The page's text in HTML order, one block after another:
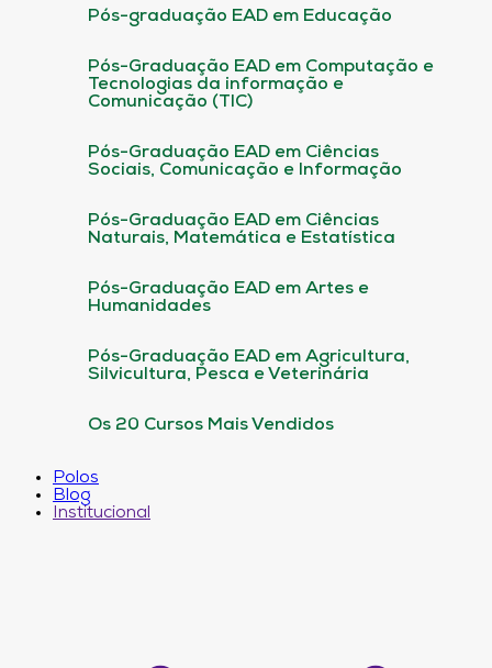
Pós-graduação EAD em Educação
Pós-Graduação EAD em Computação e
Tecnologias da informação e
Comunicação (TIC)
Pós-Graduação EAD em Ciências
Sociais, Comunicação e Informação
Pós-Graduação EAD em Ciências
Naturais, Matemática e Estatística
Pós-Graduação EAD em Artes e
Humanidades
Pós-Graduação EAD em Agricultura,
Silvicultura, Pesca e Veterinária
Os 20 Cursos Mais Vendidos
Polos
Blog
Institucional